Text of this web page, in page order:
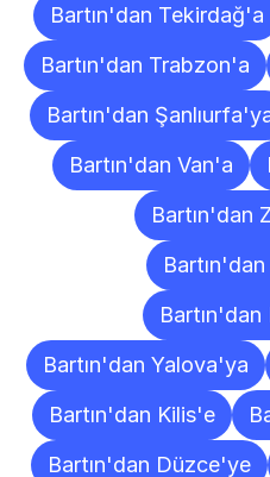
Bartın'dan Tekirdağ'a
Bartın'dan Trabzon'a
Bartın'dan
Bartın'dan Van'a
Bartın'dan
Bartın'dan Yalova'ya
Bartın'dan Kilis'e
Bartın'dan Düzce'ye